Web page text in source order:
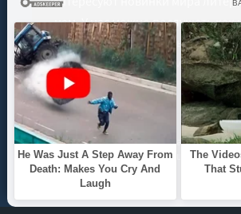
нам. У нас можно послушать как
старые аудиокниги. Выбрать и
друзьями лучшими
© 2021 - 2026 kniga-audio.net.
защищены.